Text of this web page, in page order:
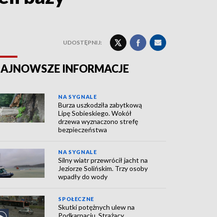
UDOSTĘPNIJ:
INFORMACJE
NA SYGNALE
Burza uszkodziła zabytkową
Lipę Sobieskiego. Wokół
drzewa wyznaczono strefę
bezpieczeństwa
NA SYGNALE
Silny wiatr przewrócił jacht na
Jeziorze Solińskim. Trzy osoby
wpadły do wody
SPOŁECZNE
Skutki potężnych ulew na
Podkarpaciu. Strażacy